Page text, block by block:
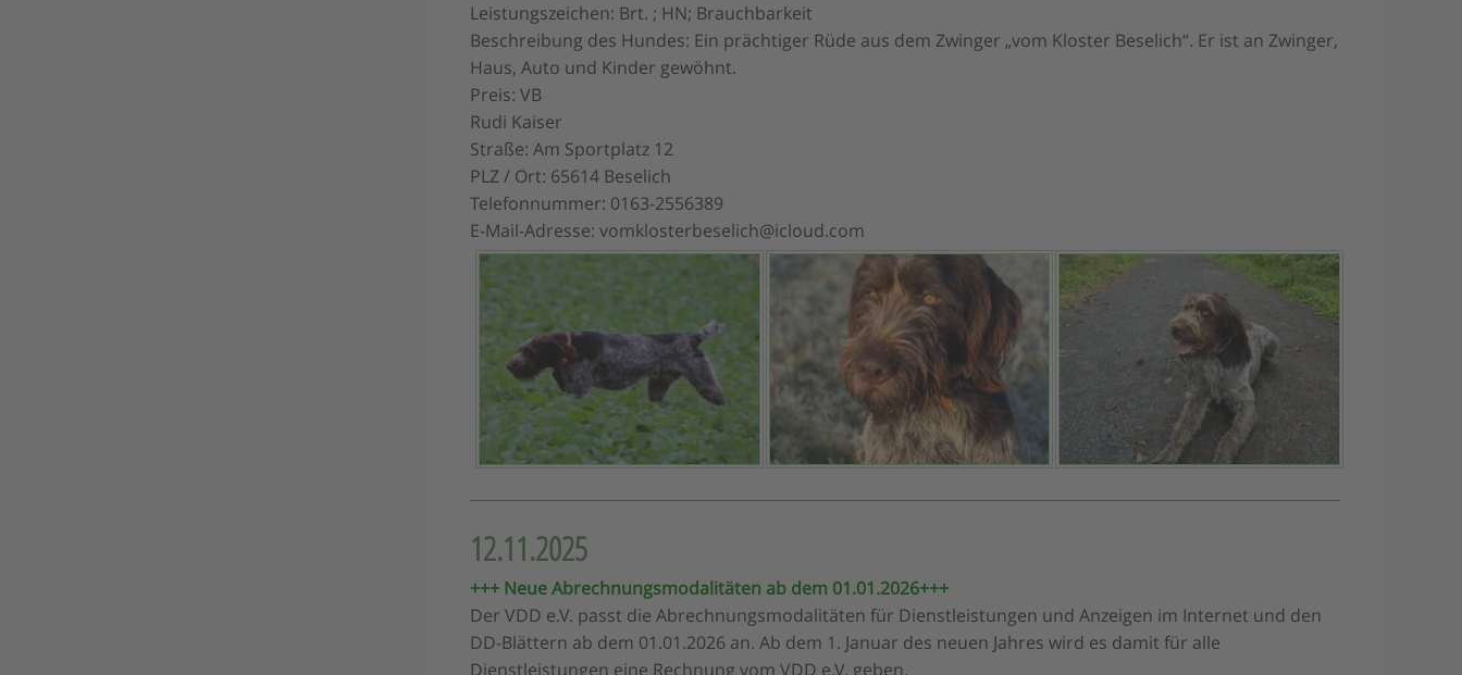
Leistungszeichen: Brt. ; HN; Brauchbarkeit
Beschreibung des Hundes: Ein prächtiger Rüde aus dem Zwinger „vom Kloster Beselich“. Er ist an Zwinger,
Haus, Auto und Kinder gewöhnt.
Preis: VB
Rudi Kaiser
Straße: Am Sportplatz 12
PLZ / Ort: 65614 Beselich
Telefonnummer: 0163-2556389
E-Mail-Adresse: vomklosterbeselich@icloud.com
12.11.2025
+++ Neue Abrechnungsmodalitäten ab dem 01.01.2026+++
Der VDD e.V. passt die Abrechnungsmodalitäten für Dienstleistungen und Anzeigen im Internet und den
DD-Blättern ab dem 01.01.2026 an. Ab dem 1. Januar des neuen Jahres wird es damit für alle
Dienstleistungen eine Rechnung vom VDD e.V. geben.